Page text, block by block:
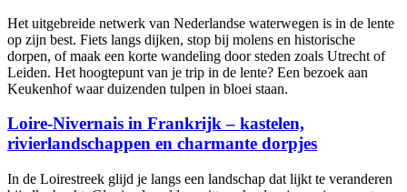
Het uitgebreide netwerk van Nederlandse waterwegen is in de lente
op zijn best. Fiets langs dijken, stop bij molens en historische
dorpen, of maak een korte wandeling door steden zoals Utrecht of
Leiden. Het hoogtepunt van je trip in de lente? Een bezoek aan
Keukenhof waar duizenden tulpen in bloei staan.
Loire-Nivernais in Frankrijk – kastelen,
rivierlandschappen en charmante dorpjes
In de Loirestreek glijd je langs een landschap dat lijkt te veranderen